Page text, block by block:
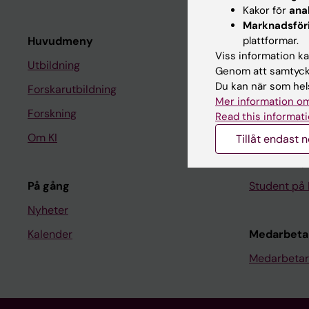
Huvudmeny
Utbildning
Forskarutbildning
Forskning
Om KI
På gång
Nyheter
Kalender
Student
Ladok
Canvas
Schema
Student på
Kakor för
plattformar.
Viss information
Genom att
Du kan när som
Mer information
Read this
Tillåt endast